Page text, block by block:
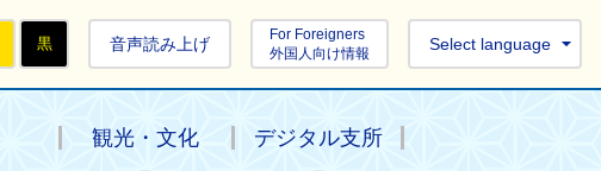
黒 音声読み上げ
For Foreigners
外国人向け情報
Select language
観光・文化 デジタル支所